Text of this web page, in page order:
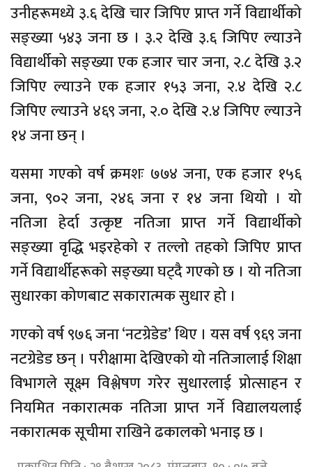
उनीहरूमध्ये ३.६ देखि चार जिपिए प्राप्त गर्ने विद्यार्थीको
सङ्ख्या ५४३ जना छ । ३.२ देखि ३.६ जिपिए ल्याउने
विद्यार्थीको सङ्ख्या एक हजार चार जना, २.८ देखि ३.२
जिपिए ल्याउने एक हजार १५३ जना, २.४ देखि २.८
जिपिए ल्याउने ४६९ जना, २.० देखि २.४ जिपिए ल्याउने
१४ जना छन् ।
यसमा गएको वर्ष क्रमशः ७७४ जना, एक हजार १५६
जना, ९०२ जना, २४६ जना र १४ जना थियो । यो
नतिजा हेर्दा उत्कृष्ट नतिजा प्राप्त गर्ने विद्यार्थीको
सङ्ख्या वृद्धि भइरहेको र तल्लो तहको जिपिए प्राप्त
गर्ने विद्यार्थीहरूको सङ्ख्या घट्दै गएको छ । यो नतिजा
सुधारका कोणबाट सकारात्मक सुधार हो ।
गएको वर्ष ९७६ जना ‘नटग्रेडेड’ थिए । यस वर्ष ९६९ जना
नटग्रेडेड छन् । परीक्षामा देखिएको यो नतिजालाई शिक्षा
विभागले सूक्ष्म विश्लेषण गरेर सुधारलाई प्रोत्साहन र
नियमित नकारात्मक नतिजा प्राप्त गर्ने विद्यालयलाई
नकारात्मक सूचीमा राखिने ढकालको भनाइ छ ।